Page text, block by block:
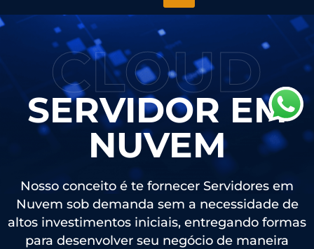
CLOUD
SERVIDOR EM
NUVEM
Nosso conceito é te fornecer Servidores em
Nuvem sob demanda sem a necessidade de
altos investimentos iniciais, entregando formas
para desenvolver seu negócio de maneira